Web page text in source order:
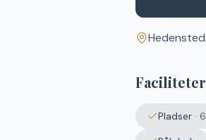
Hedensted
Faciliteter
Pladser · 6